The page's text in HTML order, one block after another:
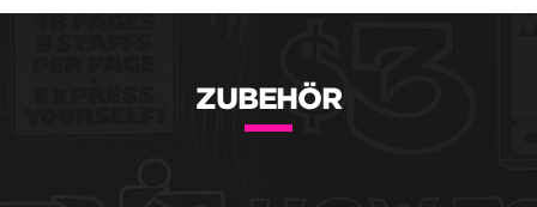
ZUBEHÖR